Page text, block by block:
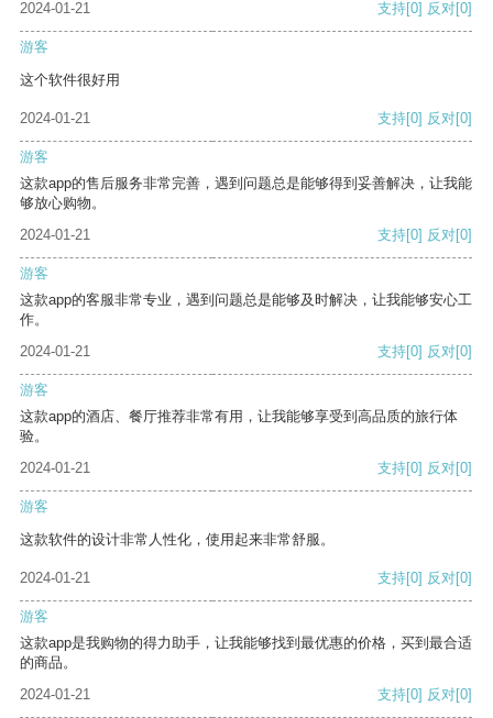
2024-01-21 支持[0] 反对[0]
游客
这个软件很好用
2024-01-21 支持[0] 反对[0]
游客
这款app的售后服务非常完善，遇到问题总是能够得到妥善解决，让我能
够放心购物。
2024-01-21
支持[0] 反对[0]
游客
这款app的客服非常专业，遇到问题总是能够及时解决，让我能够安心工
作。
2024-01-21
支持[0] 反对[0]
游客
这款app的酒店、餐厅推荐非常有用，让我能够享受到高品质的旅行体
验。
2024-01-21
支持[0] 反对[0]
游客
这款软件的设计非常人性化，使用起来非常舒服。
2024-01-21 支持[0] 反对[0]
游客
这款app是我购物的得力助手，让我能够找到最优惠的价格，买到最合适
的商品。
2024-01-21
支持[0] 反对[0]